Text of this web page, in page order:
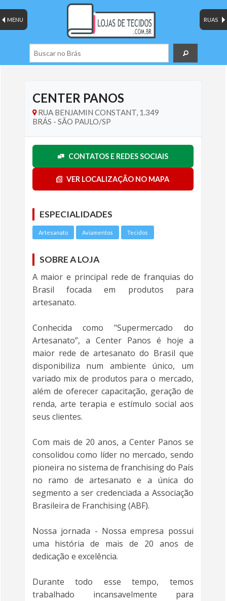
RUAS
MENU
CENTER PANOS
RUA BENJAMIN CONSTANT, 1.349
BRÁS - SÃO PAULO/SP
CONTATOS E REDES SOCIAIS
VER LOCALIZAÇÃO NO MAPA
ESPECIALIDADES
Artesanato Aviamentos Tecidos
SOBRE A LOJA
A maior e principal rede de franquias do
Brasil focada em produtos para
artesanato.
Conhecida como "Supermercado do
Artesanato”, a Center Panos é hoje a
maior rede de artesanato do Brasil que
disponibiliza num ambiente único, um
variado mix de produtos para o mercado,
além de oferecer capacitação, geração de
renda, arte terapia e estímulo social aos
seus clientes.
Com mais de 20 anos, a Center Panos se
consolidou como líder no mercado, sendo
pioneira no sistema de franchising do País
no ramo de artesanato e a única do
segmento a ser credenciada a Associação
Brasileira de Franchising (ABF).
Nossa jornada - Nossa empresa possui
uma história de mais de 20 anos de
dedicação e excelência.
Durante todo esse tempo, temos
trabalhado incansavelmente para